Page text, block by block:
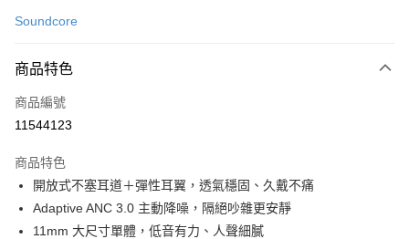
付款後7-11取貨
宅配
每筆NT$130，滿NT$399(含以上)免運費
Soundcore
商品特色
商品編號
11544123
商品特色
開放式不塞耳道＋彈性耳翼，透氣穩固、久戴不痛
Adaptive ANC 3.0 主動降噪，隔絕吵雜更安靜
11mm 大尺寸單體，低音有力、人聲細膩